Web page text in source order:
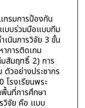
กรมการป้องกัน
บบร่วมมือแบบทีม
นินการวิจัย 3 ขั้น
การติดเกม
สัมฤทธิ์ 2) การ
วอย่างประชากร
โรงเรียนพระ
นที่การศึกษา
วิจัย คือ แบบ